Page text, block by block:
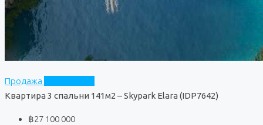
Продажа
Квартира 3 спальни 141м2 – Skypark Elara (IDP7642)
฿27 100 000